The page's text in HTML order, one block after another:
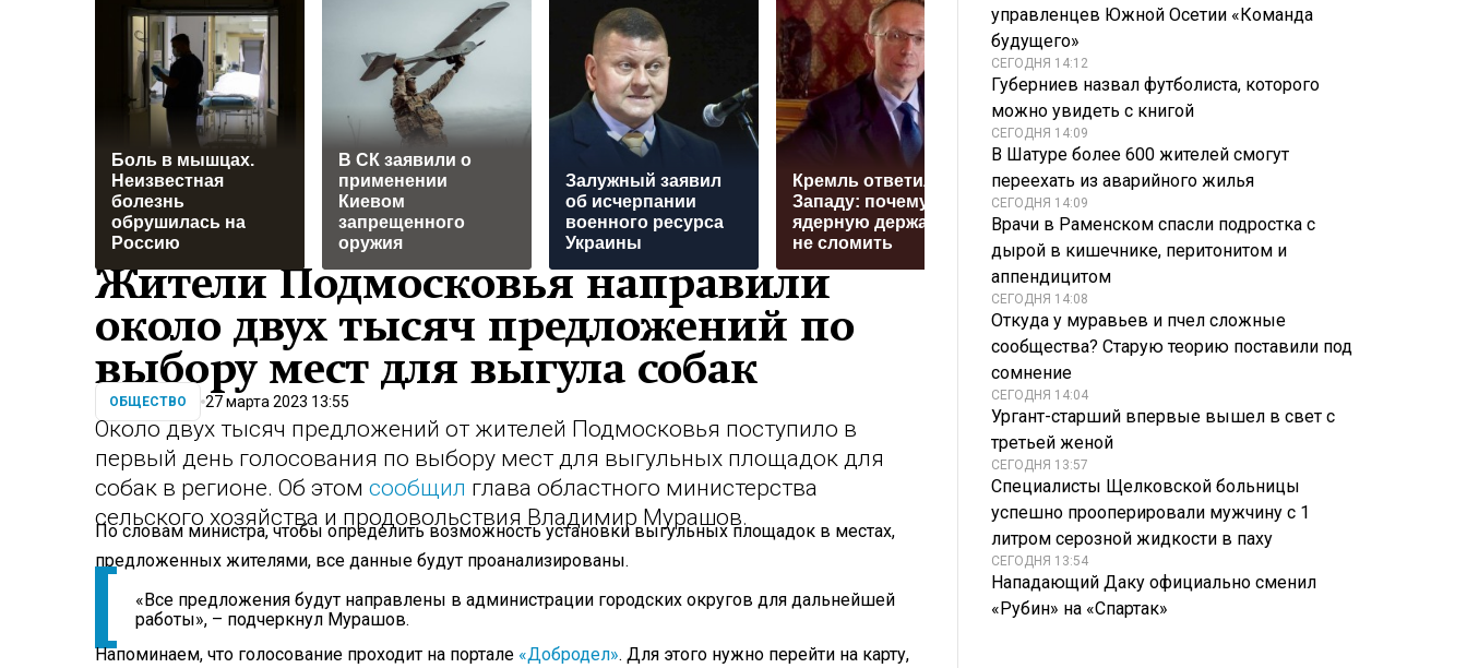
Боль в мышцах.
Неизвестная
болезнь
обрушилась на
Россию
В СК заявили о
применении
Киевом
запрещенного
оружия
Залужный заявил
об исчерпании
военного ресурса
Украины
Кремль ответил
Западу: почему
ядерную державу
не сломить
Пугачеву могут
выгнать из ее
летней резиденции
в Латвии
Дунай мелеет:
энергетический
коллапс
Жители Подмосковья направили
около двух тысяч предложений по
выбору мест для выгула собак
ОБЩЕСТВО 27 марта 2023 13:55
Около двух тысяч предложений от жителей Подмосковья поступило в
первый день голосования по выбору мест для выгульных площадок для
собак в регионе. Об этом сообщил глава областного министерства
сельского хозяйства и продовольствия Владимир Мурашов.
По словам министра, чтобы определить возможность установки выгульных площадок в местах,
предложенных жителями, все данные будут проанализированы.
«Все предложения будут направлены в администрации городских округов для дальнейшей
работы», – подчеркнул Мурашов.
Напоминаем, что голосование проходит на портале «Добродел». Для этого нужно перейти на карту,
управленцев Южной Осетии «Команда
будущего»
СЕГОДНЯ 14:12
Губерниев назвал футболиста, которого
можно увидеть с книгой
СЕГОДНЯ 14:09
В Шатуре более 600 жителей смогут
переехать из аварийного жилья
СЕГОДНЯ 14:09
Врачи в Раменском спасли подростка с
дырой в кишечнике, перитонитом и
аппендицитом
СЕГОДНЯ 14:08
Откуда у муравьев и пчел сложные
сообщества? Старую теорию поставили под
сомнение
СЕГОДНЯ 14:04
Ургант-старший впервые вышел в свет с
третьей женой
СЕГОДНЯ 13:57
Специалисты Щелковской больницы
успешно прооперировали мужчину с 1
литром серозной жидкости в паху
СЕГОДНЯ 13:54
Нападающий Даку официально сменил
«Рубин» на «Спартак»